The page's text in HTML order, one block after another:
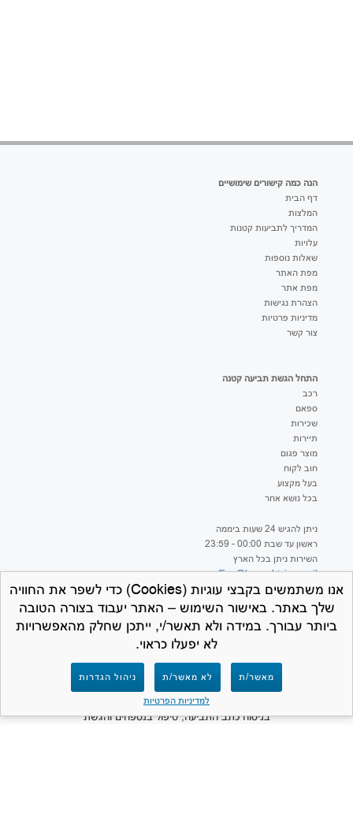
אנו משתמשים בקבצי עוגיות (Cookies) כדי לשפר את החוויה
שלך באתר. באישור השימוש – האתר יעבוד בצורה הטובה
ביותר עבורך. במידה ולא תאשר/י, ייתכן שחלק מהאפשרויות
לא יפעלו כראוי.
מאשר/ת לא מאשר/ת
ניהול הגדרות
למדיניות הפרטיות
הנה כמה קישורים שימושיים
דף הבית
המלצות
המדריך לתביעות קטנות
עלויות
שאלות נוספות
מפת האתר
מפת אתר
הצהרת נגישות
מדיניות פרטיות
צור קשר
התחל הגשת תביעה קטנה
רכב
ספאם
שכירות
תיירות
מוצר פגום
חוב לקוח
בעל מקצוע
בכל נושא אחר
ניתן להגיש 24 שעות ביממה
ראשון עד שבת 00:00 - 23:59
השירות ניתן בכל הארץ
office@hageshtviaa.co.il
למען הסר ספק – חברת המרכז לתביעות קטנות
אינה נותנת ייעוץ משפטי ואינה מספקת שירותים
משפטיים מכל סוג שהוא. תפקידנו הינו לסייע
בניסוח כתב התביעה, טיפול בנספחים והגשת